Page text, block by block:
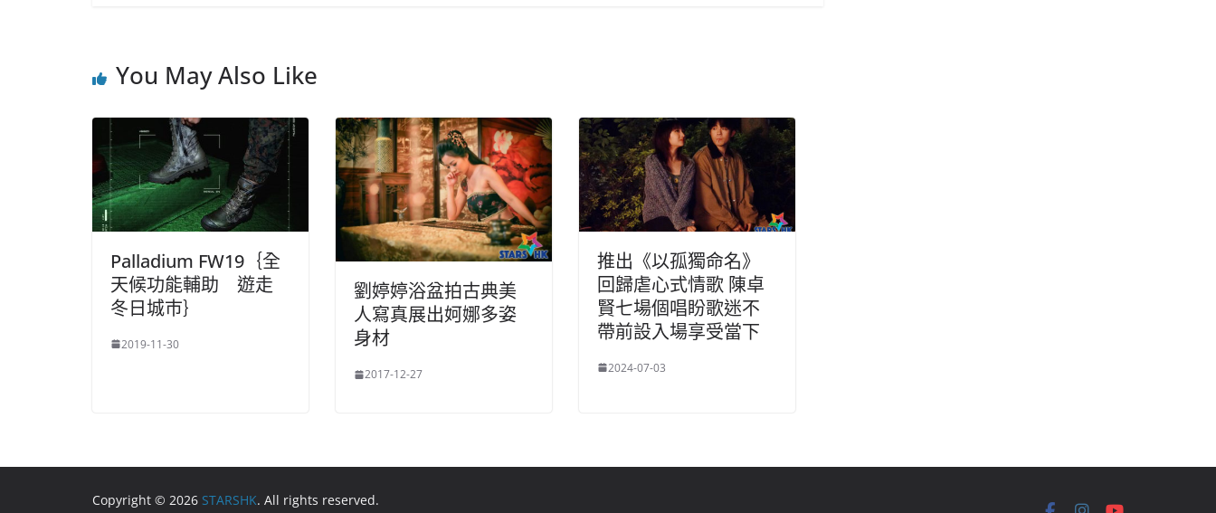
You May Also Like
Palladium FW19｛全
天候功能輔助 遊走
冬日城巿｝
2019-11-30
劉婷婷浴盆拍古典美
人寫真展出妸娜多姿
身材
2017-12-27
推出《以孤獨命名》
回歸虐心式情歌 陳卓
賢七場個唱盼歌迷不
帶前設入場享受當下
2024-07-03
Copyright © 2026 STARSHK. All rights reserved.